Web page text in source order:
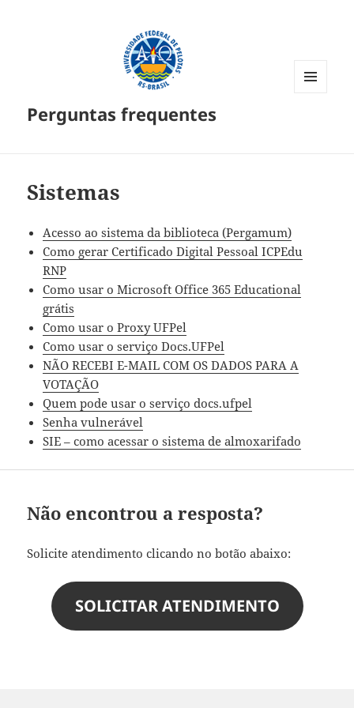
Perguntas frequentes
Sistemas
Acesso ao sistema da biblioteca (Pergamum)
Como gerar Certificado Digital Pessoal ICPEdu
RNP
Como usar o Microsoft Office 365 Educational
grátis
Como usar o Proxy UFPel
Como usar o serviço Docs.UFPel
NÃO RECEBI E-MAIL COM OS DADOS PARA A
VOTAÇÃO
Quem pode usar o serviço docs.ufpel
Senha vulnerável
SIE – como acessar o sistema de almoxarifado
Não encontrou a resposta?
Solicite atendimento clicando no botão abaixo:
SOLICITAR ATENDIMENTO